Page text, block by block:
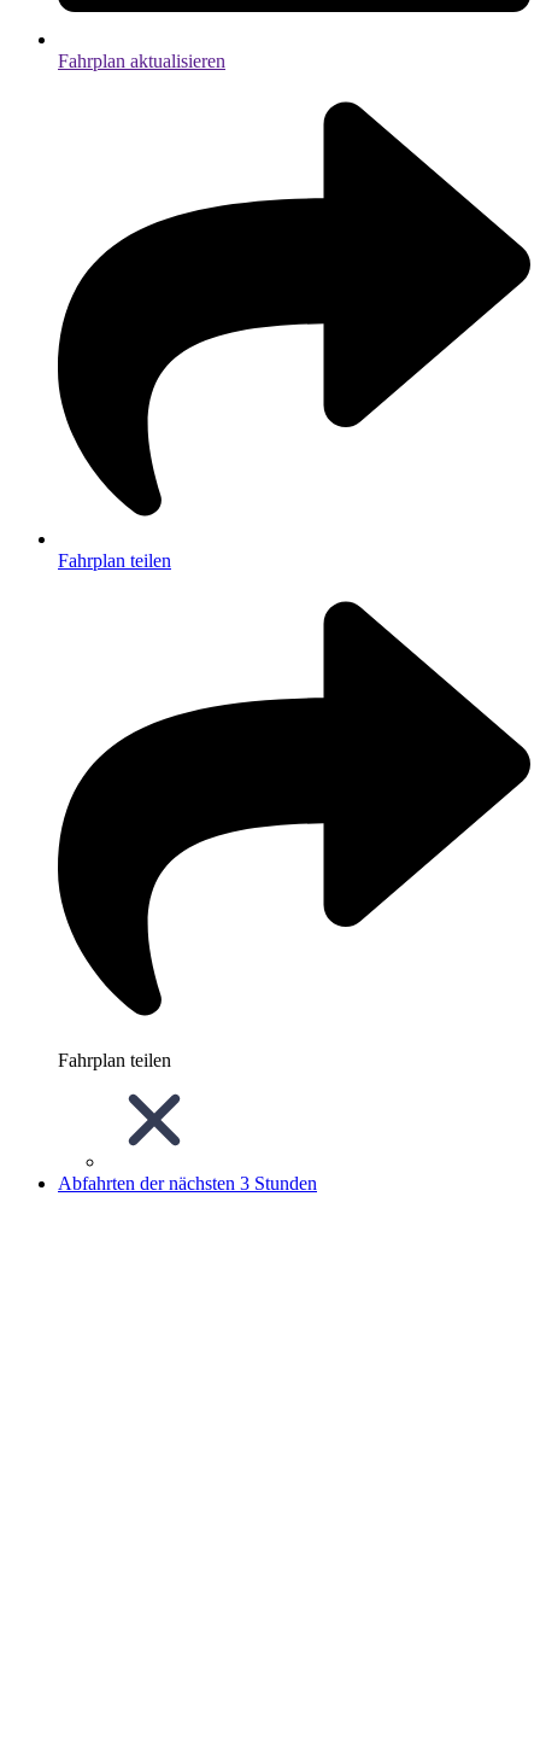
Fahrplan aktualisieren
Fahrplan teilen
Fahrplan teilen
Abfahrten der nächsten 3 Stunden